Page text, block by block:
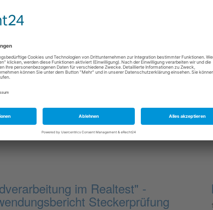
München)
Bitte senden Sie uns Ihre
Eintrittstermins und Ihrer
bewerbung(at)ziemann-urban.de
im Realtest" -
Steckerprüfung